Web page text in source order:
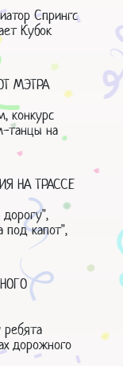
Спрингс
Кубок
МЭТРА
конкурс
танцы на
НА ТРАССЕ
под капот",
дорожного